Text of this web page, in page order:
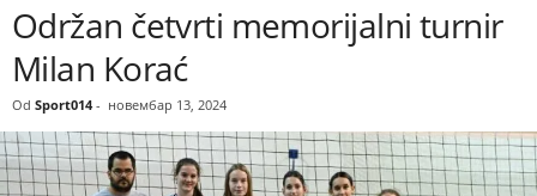
Održan četvrti memorijalni turnir
Milan Korać
Od Sport014- новембар 13, 2024